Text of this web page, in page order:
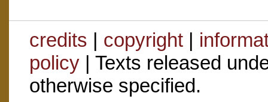
credits | copyright|
policy| Texts released
otherwise specified.